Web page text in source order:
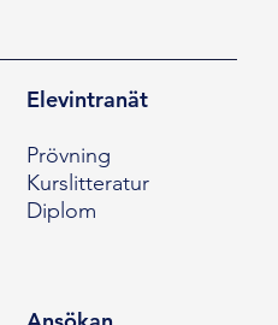
Elevintranät
Prövning
Kurslitteratur
Diplom